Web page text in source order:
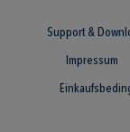
Support &
Impressum